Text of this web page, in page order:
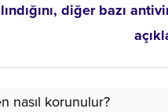
diğer bazı
nasıl korunulur?